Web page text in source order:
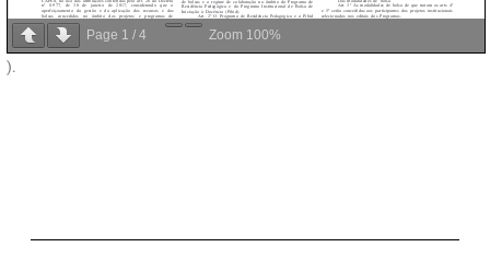
Page 1 / 4 Zoom 100%
).